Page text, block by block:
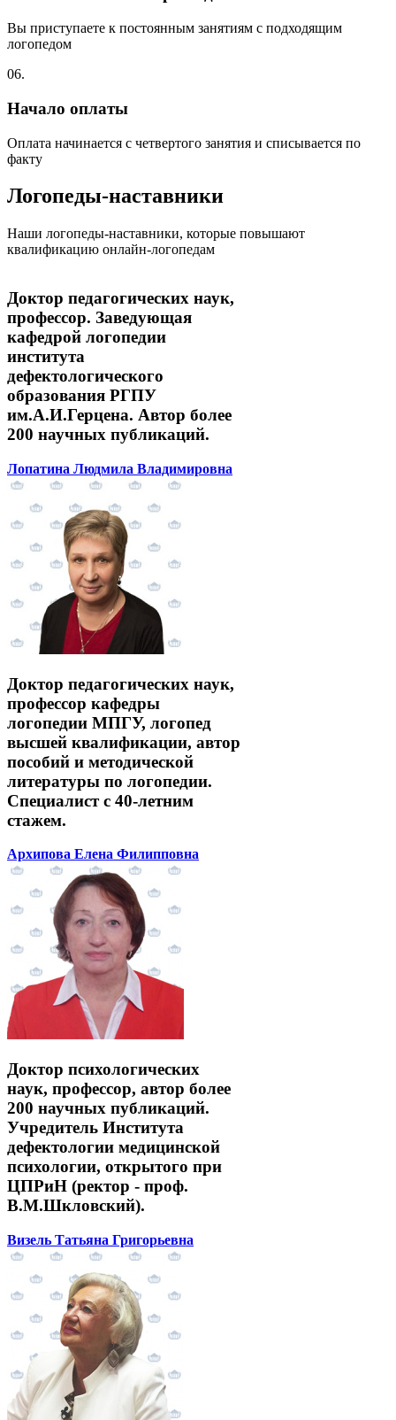
Вы приступаете к постоянным занятиям с подходящим
логопедом
06.
Начало оплаты
Оплата начинается с четвертого занятия и списывается по
факту
Логопеды-наставники
Наши логопеды-наставники, которые повышают
квалификацию онлайн-логопедам
Доктор педагогических наук,
профессор. Заведующая
кафедрой логопедии
института
дефектологического
образования РГПУ
им.А.И.Герцена. Автор более
200 научных публикаций.
Лопатина Людмила Владимировна
Доктор педагогических наук,
профессор кафедры
логопедии МПГУ, логопед
высшей квалификации, автор
пособий и методической
литературы по логопедии.
Специалист с 40-летним
стажем.
Архипова Елена Филипповна
Доктор психологических
наук, профессор, автор более
200 научных публикаций.
Учредитель Института
дефектологии медицинской
психологии, открытого при
ЦПРиН (ректор - проф.
В.М.Шкловский).
Визель Татьяна Григорьевна